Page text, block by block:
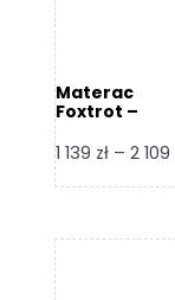
Materac
Foxtrot –
1 139 zł – 2 109